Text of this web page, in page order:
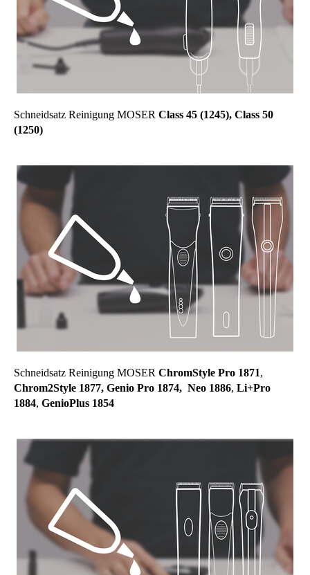
Schneidsatz Reinigung MOSER Class 45 (1245), Class 50
(1250)
Schneidsatz Reinigung MOSER ChromStyle Pro 1871,
Chrom2Style 1877, Genio Pro 1874, Neo 1886, Li+Pro
1884, GenioPlus 1854